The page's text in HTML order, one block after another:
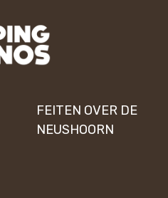
FEITEN OVER DE
NEUSHOORN